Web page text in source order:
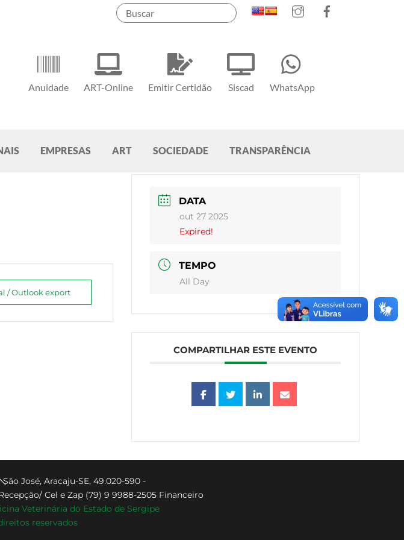
Instagram
Anuidade ART-Online Emitir Certidão Siscad WhatsApp
EMPRESAS ART SOCIEDADE TRANSPARÊNCIA
/ Outlook export
DATA
out 27 2025
Expired!
TEMPO
All Day
COMPARTILHAR ESTE EVENTO
Top
José, Aracaju-SE, 49.020-590 -
Cel e Zap (79) 9 9988-2505 Financeiro
Veterinária do Estado de Sergipe
reservados